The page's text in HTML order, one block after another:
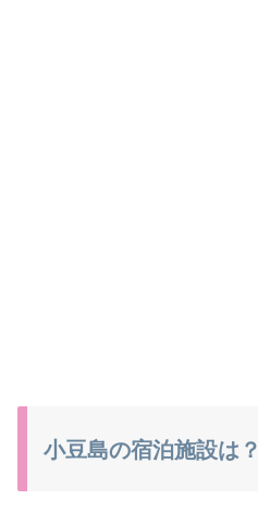
小豆島の宿泊施設は？